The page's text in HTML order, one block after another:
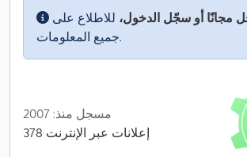
مجانًا أو سجّل الدخول، للاطلاع على
جميع المعلومات.
مسجل منذ: 2007
378 إعلانات عبر الإنترنت